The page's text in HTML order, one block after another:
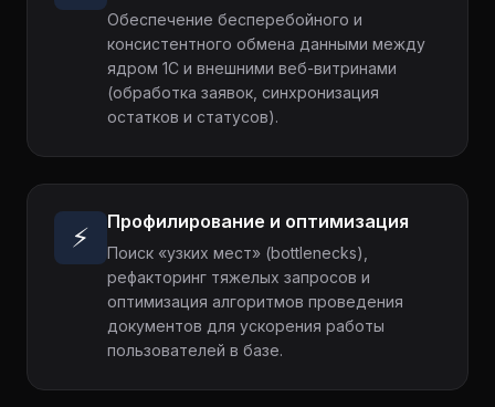
Обеспечение бесперебойного и
консистентного обмена данными между
ядром 1С и внешними веб-витринами
(обработка заявок, синхронизация
остатков и статусов).
⚡ Профилирование и оптимизация
Поиск «узких мест» (bottlenecks),
рефакторинг тяжелых запросов и
оптимизация алгоритмов проведения
документов для ускорения работы
пользователей в базе.